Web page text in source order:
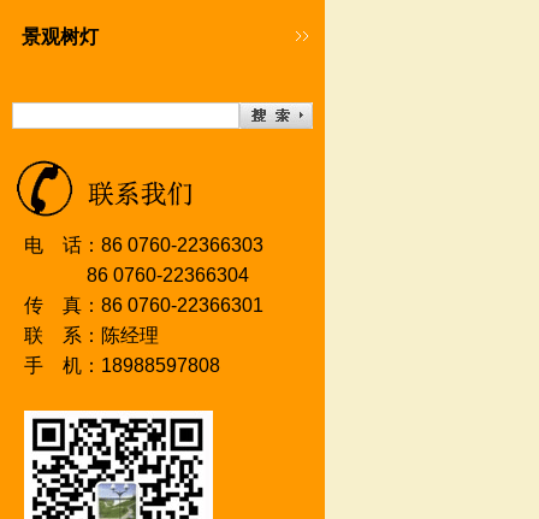
景观树灯
电 话：86 0760-22366303
86 0760-22366304
传 真：86 0760-22366301
联 系：陈经理
手 机：18988597808